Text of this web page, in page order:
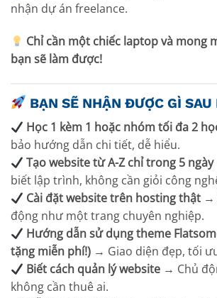
nhận dự án freelance.
Chỉ cần một chiếc laptop và mong
bạn sẽ làm được!
BẠN SẼ NHẬN ĐƯỢC GÌ SAU
Học 1 kèm 1 hoặc nhóm tối đa 2
bảo hướng dẫn chi tiết, dễ hiểu.
Tạo website từ A-Z chỉ trong 5 ngày
biết lập trình, không cần giỏi công
Cài đặt website trên hosting thật →
động như một trang chuyên nghiệp.
Hướng dẫn sử dụng theme
tặng miễn phí!) → Giao diện đẹp, tối
Biết cách quản lý website → Chủ
không cần thuê ai.